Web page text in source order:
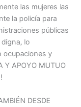
las mujeres las
la policía para
públicas
lo
ocupaciones y
Y APOYO MUTUO
DESDE